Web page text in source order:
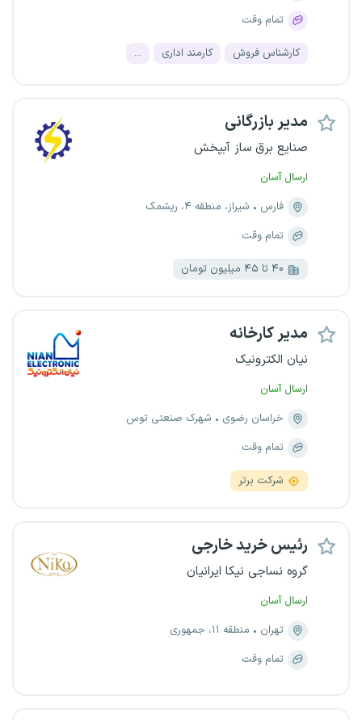
تمام وقت
کارشناس فروش کارمند اداری ...
مدیر بازرگانی
صنایع برق ساز آبپخش
ارسال آسان
فارس
شیراز، منطقه ۴، ریشمک
تمام وقت
۴۰ تا ۴۵ میلیون تومان
مدیر کارخانه
نیان الکترونیک
ارسال آسان
خراسان رضوی
شهرک صنعتی توس
تمام وقت
شرکت برتر
رئیس خرید خارجی
گروه نساجی نیکا ایرانیان
ارسال آسان
تهران
منطقه ۱۱، جمهوری
تمام وقت